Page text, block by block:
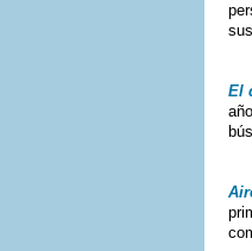
El